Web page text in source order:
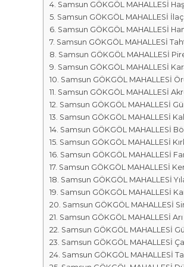
m
a
l
a
ı
ı
Samsun GÖKGÖL MAHALLESİ
Samsun GÖKGÖL MAHALLESİ
Samsun GÖKGÖL MAHALLESİ
Samsun GÖKGÖL MAHALLESİ
Samsun GÖKGÖL MAHALLESİ
Samsun GÖKGÖL MAHALLESİ
Samsun GÖKGÖL MAHALLESİ
Samsun GÖKGÖL MAHALLESİ
Samsun GÖKGÖL MAHALLESİ
Samsun GÖKGÖL MAHALLESİ
Samsun GÖKGÖL MAHALLESİ
Samsun GÖKGÖL MAHALLESİ
Samsun GÖKGÖL MAHALLESİ
Samsun GÖKGÖL MAHALLESİ
Samsun GÖKGÖL MAHALLESİ
Samsun GÖKGÖL MAHALLESİ
Samsun GÖKGÖL MAHALLESİ
Samsun GÖKGÖL MAHALLESİ
Samsun GÖKGÖL MAHALLESİ
Samsun GÖKGÖL MAHALLESİ
Samsun GÖKGÖL MAHALLESİ